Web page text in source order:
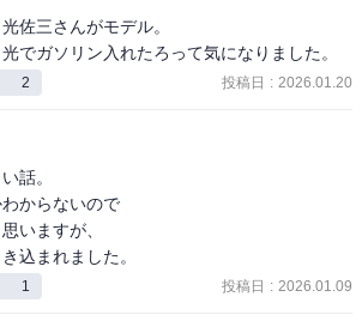
のように大事に想う心、そしてそう思って
する店員達に支えられていたことがよく分
済小説、伝記とも言える、熱いドラマに満
でした。
佐三さんがモデル。
でガソリン入れたろって気になりました。
2 投稿日 : 2026.01.20
話。
からないので
いますが、
込まれました。
1 投稿日 : 2026.01.09